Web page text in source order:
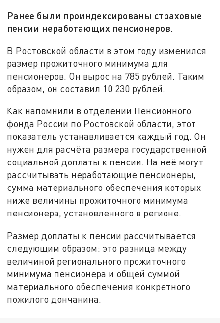
Ранее были проиндексированы страховые
пенсии неработающих пенсионеров.
В Ростовской области в этом году изменился
размер прожиточного минимума для
пенсионеров. Он вырос на 785 рублей. Таким
образом, он составил 10 230 рублей.
Как напомнили в отделении Пенсионного
фонда России по Ростовской области, этот
показатель устанавливается каждый год. Он
нужен для расчёта размера государственной
социальной доплаты к пенсии. На неё могут
рассчитывать неработающие пенсионеры,
сумма материального обеспечения которых
ниже величины прожиточного минимума
пенсионера, установленного в регионе.
Размер доплаты к пенсии рассчитывается
следующим образом: это разница между
величиной регионального прожиточного
минимума пенсионера и общей суммой
материального обеспечения конкретного
пожилого дончанина.